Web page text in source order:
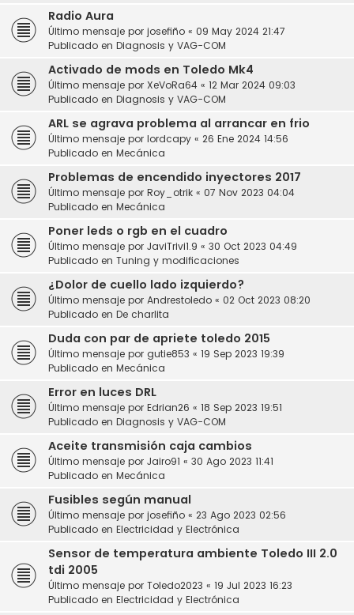
Radio Aura
Último mensaje por josefiño « 09 May 2024 21:47
Publicado en Diagnosis y VAG-COM
Activado de mods en Toledo Mk4
Último mensaje por XeVoRa64 « 12 Mar 2024 09:03
Publicado en Diagnosis y VAG-COM
ARL se agrava problema al arrancar en frio
Último mensaje por lordcapy « 26 Ene 2024 14:56
Publicado en Mecánica
Problemas de encendido inyectores 2017
Último mensaje por Roy_otrik « 07 Nov 2023 04:04
Publicado en Mecánica
Poner leds o rgb en el cuadro
Último mensaje por JaviTrivi1.9 « 30 Oct 2023 04:49
Publicado en Tuning y modificaciones
¿Dolor de cuello lado izquierdo?
Último mensaje por Andrestoledo « 02 Oct 2023 08:20
Publicado en De charlita
Duda con par de apriete toledo 2015
Último mensaje por gutie853 « 19 Sep 2023 19:39
Publicado en Mecánica
Error en luces DRL
Último mensaje por Edrian26 « 18 Sep 2023 19:51
Publicado en Diagnosis y VAG-COM
Aceite transmisión caja cambios
Último mensaje por Jairo91 « 30 Ago 2023 11:41
Publicado en Mecánica
Fusibles según manual
Último mensaje por josefiño « 23 Ago 2023 02:56
Publicado en Electricidad y Electrónica
Sensor de temperatura ambiente Toledo III 2.0
tdi 2005
Último mensaje por Toledo2023 « 19 Jul 2023 16:23
Publicado en Electricidad y Electrónica